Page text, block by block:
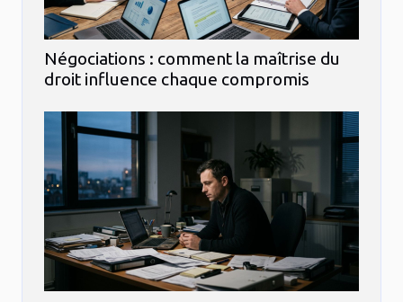
Négociations : comment la maîtrise du
droit influence chaque compromis